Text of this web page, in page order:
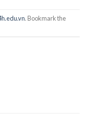
. Bookmark the